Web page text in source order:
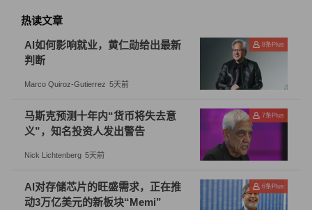
这意味着，政策预期和大众预期之间，存在着5到10倍的
差距。这个差距是否会带来房地产行业和房地产价值的又
一次收缩？两难之下，政策选择进退维谷。
低的税率或者较高的免征界限，但差不多会以征到1万亿
元为预期目标。不过，即便这个数字规模在平均意义上依
然能够让大众感到不小的“疼痛”。（财富中文网）
作者张林为财富中文网专栏作家，评级机构研究员。
热读文章
8条Plus
Marco Quiroz-Gutierrez 5天前
AI如何影响就业，黄仁勋给出最新
判断
7条Plus
Nick Lichtenberg 5天前
马斯克预测十年内“货币将失去意
义”，知名投资人发出警告
6条Plus
AI对存储芯片的旺盛需求，正在推
动3万亿美元的新板块“Memi”